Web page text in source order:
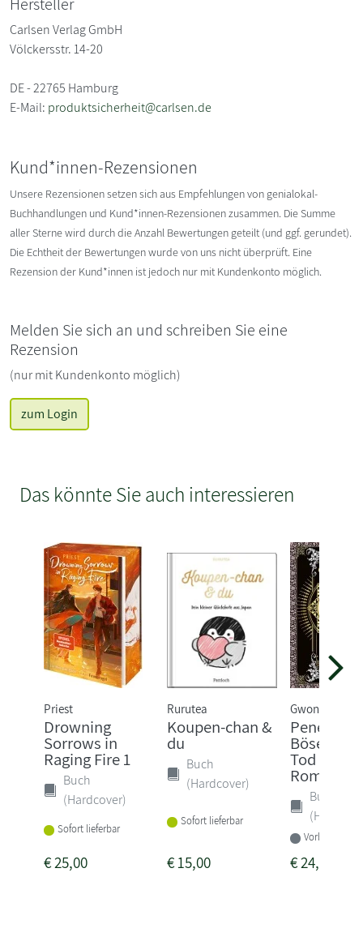
Carlsen Verlag GmbH
Völckersstr. 14-20
DE - 22765 Hamburg
E-Mail: produktsicherheit@carlsen.de
Kund*innen-Rezensionen
Unsere Rezensionen setzen sich aus Empfehlungen von genialokal-
Buchhandlungen und Kund*innen-Rezensionen zusammen. Die Summe
aller Sterne wird durch die Anzahl Bewertungen geteilt (und ggf. gerundet).
Die Echtheit der Bewertungen wurde von uns nicht überprüft. Eine
Rezension der Kund*innen ist jedoch nur mit Kundenkonto möglich.
Melden Sie sich an und schreiben Sie eine
Rezension
(nur mit Kundenkonto möglich)
zum Login
Das könnte Sie auch interessieren
Priest
Drowning
Sorrows in
Raging Fire 1
Buch
(Hardcover)
Sofort lieferbar
€25,00
Rurutea
Koupen-chan &
du
Buch
(Hardcover)
Sofort lieferbar
€15,00
Gwon Gyeoeul
Penelope
Böse ist
Tod
Rom...
Buch
Vorbestellbar
€24,00